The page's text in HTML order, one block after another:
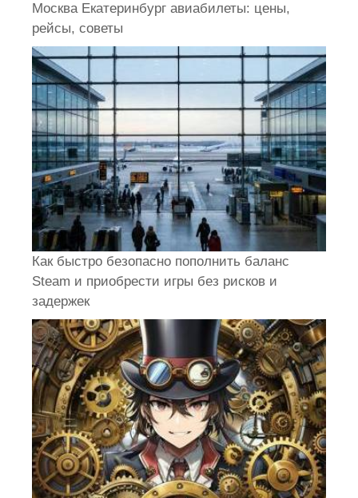
Москва Екатеринбург авиабилеты: цены,
рейсы, советы
Как быстро безопасно пополнить баланс
Steam и приобрести игры без рисков и
задержек